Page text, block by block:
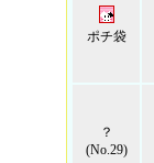
ポチ袋
？
(No.29)